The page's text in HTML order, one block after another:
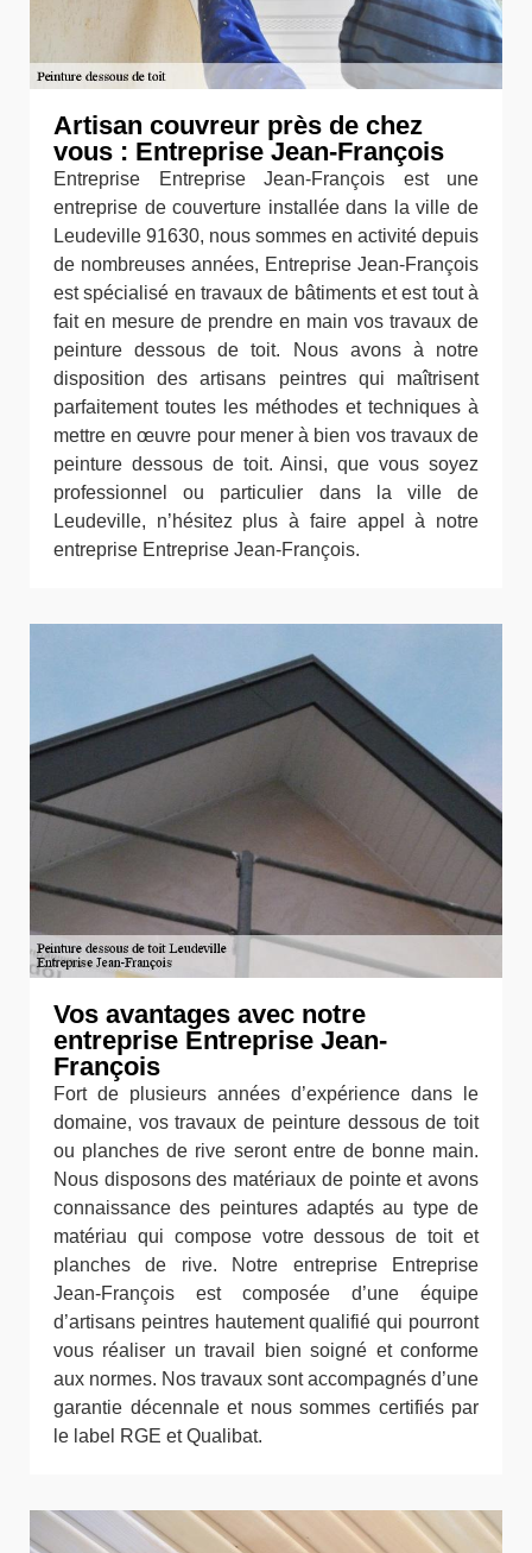
Artisan couvreur près de chez
vous : Entreprise Jean-François
Entreprise Entreprise Jean-François est une
entreprise de couverture installée dans la ville de
Leudeville 91630, nous sommes en activité depuis
de nombreuses années, Entreprise Jean-François
est spécialisé en travaux de bâtiments et est tout à
fait en mesure de prendre en main vos travaux de
peinture dessous de toit. Nous avons à notre
disposition des artisans peintres qui maîtrisent
parfaitement toutes les méthodes et techniques à
mettre en œuvre pour mener à bien vos travaux de
peinture dessous de toit. Ainsi, que vous soyez
professionnel ou particulier dans la ville de
Leudeville, n’hésitez plus à faire appel à notre
entreprise Entreprise Jean-François.
Vos avantages avec notre
entreprise Entreprise Jean-
François
Fort de plusieurs années d’expérience dans le
domaine, vos travaux de peinture dessous de toit
ou planches de rive seront entre de bonne main.
Nous disposons des matériaux de pointe et avons
connaissance des peintures adaptés au type de
matériau qui compose votre dessous de toit et
planches de rive. Notre entreprise Entreprise
Jean-François est composée d’une équipe
d’artisans peintres hautement qualifié qui pourront
vous réaliser un travail bien soigné et conforme
aux normes. Nos travaux sont accompagnés d’une
garantie décennale et nous sommes certifiés par
le label RGE et Qualibat.